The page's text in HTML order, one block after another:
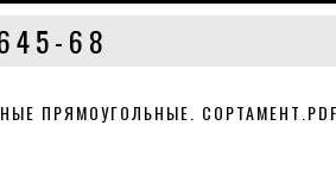
68
ПРЯМОУГОЛЬНЫЕ.